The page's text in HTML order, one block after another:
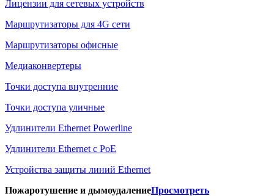
Лицензии для сетевых устройств
Маршрутизаторы для 4G сети
Маршрутизаторы офисные
Медиаконвертеры
Точки доступа внутренние
Точки доступа уличные
Удлинители Ethernet Powerline
Удлинители Ethernet с PoE
Устройства защиты линий Ethernet
Пожаротушение и дымоудалениеПросмотреть